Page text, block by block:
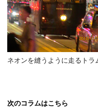
ネオンを縫うように走るトラ
次のコラムはこちら